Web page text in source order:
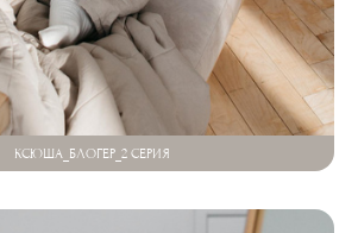
КСЮША_БЛОГЕР_2 СЕРИЯ